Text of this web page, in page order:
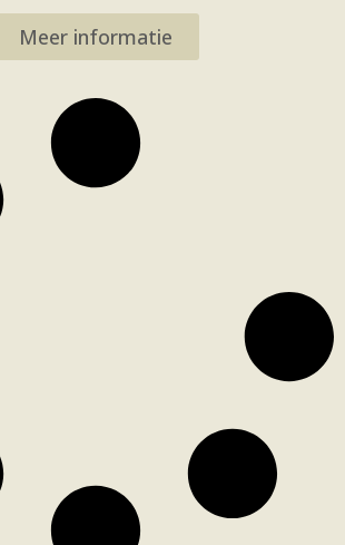
Meer informatie